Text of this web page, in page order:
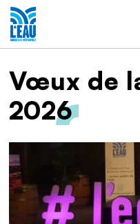
Fil d'Ariane
Vœux de
2026
Panneau de gestion des cookies